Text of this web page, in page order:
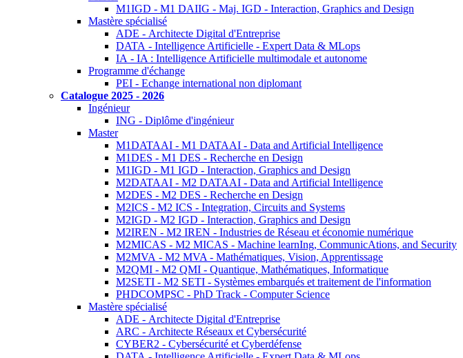
M1IGD - M1 DAIIG - Maj. IGD - Interaction, Graphics and Design
Mastère spécialisé
ADE - Architecte Digital d'Entreprise
DATA - Intelligence Artificielle - Expert Data & MLops
IA - IA : Intelligence Artificielle multimodale et autonome
Programme d'échange
PEI - Echange international non diplomant
Catalogue 2025 - 2026
Ingénieur
ING - Diplôme d'ingénieur
Master
M1DATAAI - M1 DATAAI - Data and Artificial Intelligence
M1DES - M1 DES - Recherche en Design
M1IGD - M1 IGD - Interaction, Graphics and Design
M2DATAAI - M2 DATAAI - Data and Artificial Intelligence
M2DES - M2 DES - Recherche en Design
M2ICS - M2 ICS - Integration, Circuits and Systems
M2IGD - M2 IGD - Interaction, Graphics and Design
M2IREN - M2 IREN - Industries de Réseau et économie numérique
M2MICAS - M2 MICAS - Machine learnIng, CommunicAtions, and Security
M2MVA - M2 MVA - Mathématiques, Vision, Apprentissage
M2QMI - M2 QMI - Quantique, Mathématiques, Informatique
M2SETI - M2 SETI - Systèmes embarqués et traitement de l'information
PHDCOMPSC - PhD Track - Computer Science
Mastère spécialisé
ADE - Architecte Digital d'Entreprise
ARC - Architecte Réseaux et Cybersécurité
CYBER2 - Cybersécurité et Cyberdéfense